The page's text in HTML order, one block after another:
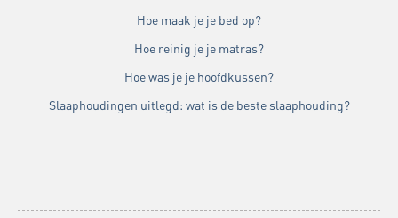
Hoe maak je je bed op?
Hoe reinig je je matras?
Hoe was je je hoofdkussen?
Slaaphoudingen uitlegd: wat is de beste slaaphouding?